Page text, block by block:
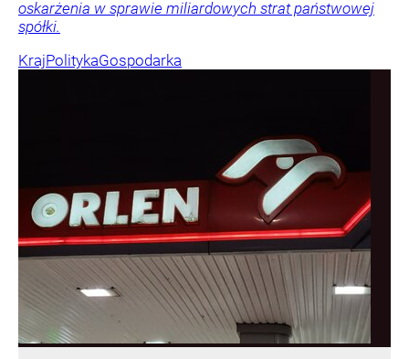
oskarżenia w sprawie miliardowych strat państwowej
spółki.
KrajPolitykaGospodarka